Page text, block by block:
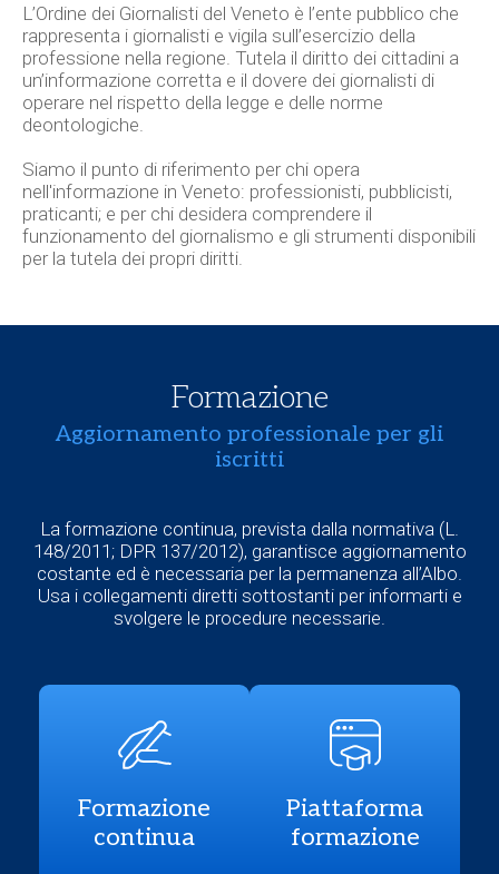
L’Ordine dei Giornalisti del Veneto è l’ente pubblico che
rappresenta i giornalisti e vigila sull’esercizio della
professione nella regione. Tutela il diritto dei cittadini a
un’informazione corretta e il dovere dei giornalisti di
operare nel rispetto della legge e delle norme
deontologiche.
Siamo il punto di riferimento per chi opera
nell'informazione in Veneto: professionisti, pubblicisti,
praticanti; e per chi desidera comprendere il
funzionamento del giornalismo e gli strumenti disponibili
per la tutela dei propri diritti.
Formazione
Aggiornamento professionale per gli
iscritti
La formazione continua, prevista dalla normativa (L.
148/2011; DPR 137/2012), garantisce aggiornamento
costante ed è necessaria per la permanenza all’Albo.
Usa i collegamenti diretti sottostanti per informarti e
svolgere le procedure necessarie.
Formazione
continua
Piattaforma
formazione